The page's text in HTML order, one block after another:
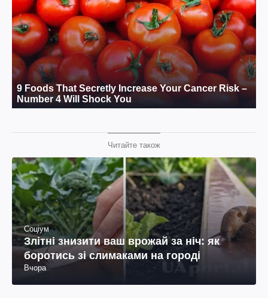
Читайте також
Соціум
Злітні знизити ваш врожай за ніч: як
боротись зі слимаками на городі
Вчора